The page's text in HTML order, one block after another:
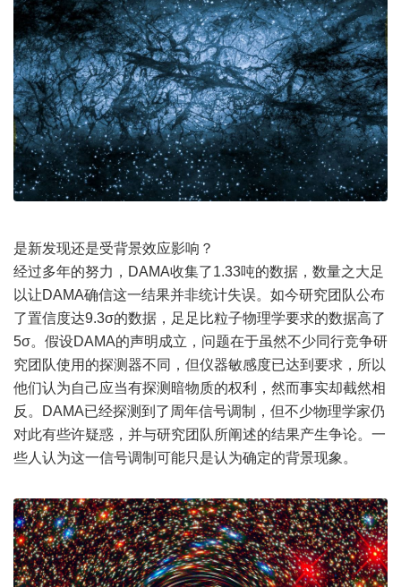
是新发现还是受背景效应影响？
经过多年的努力，DAMA收集了1.33吨的数据，数量之大足
以让DAMA确信这一结果并非统计失误。如今研究团队公布
了置信度达9.3σ的数据，足足比粒子物理学要求的数据高了
5σ。假设DAMA的声明成立，问题在于虽然不少同行竞争研
究团队使用的探测器不同，但仪器敏感度已达到要求，所以
他们认为自己应当有探测暗物质的权利，然而事实却截然相
反。DAMA已经探测到了周年信号调制，但不少物理学家仍
对此有些许疑惑，并与研究团队所阐述的结果产生争论。一
些人认为这一信号调制可能只是认为确定的背景现象。